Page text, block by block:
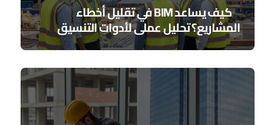
كيف يساعد BIM في تقليل أخطاء
المشاريع؟ تحليل عملي لأدوات التنسيق
الرقمي